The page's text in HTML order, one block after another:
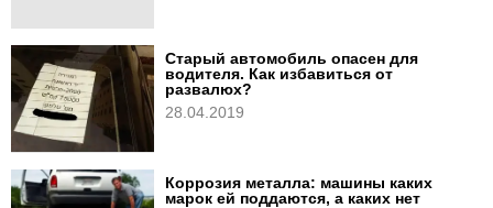
Старый автомобиль опасен для
водителя. Как избавиться от
развалюх?
28.04.2019
Коррозия металла: машины каких
марок ей поддаются, а каких нет